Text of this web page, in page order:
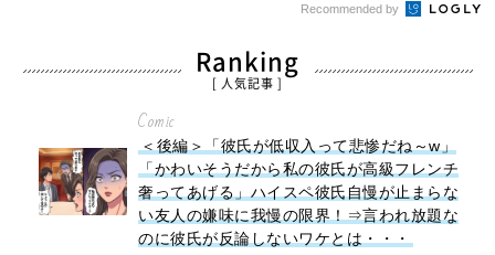
Recommended by
Ranking
[ 人気記事 ]
Comic
＜後編＞「彼氏が低収入って悲惨だね～w」
「かわいそうだから私の彼氏が高級フレンチ
奢ってあげる」ハイスペ彼氏自慢が止まらな
い友人の嫌味に我慢の限界！⇒言われ放題な
のに彼氏が反論しないワケとは・・・